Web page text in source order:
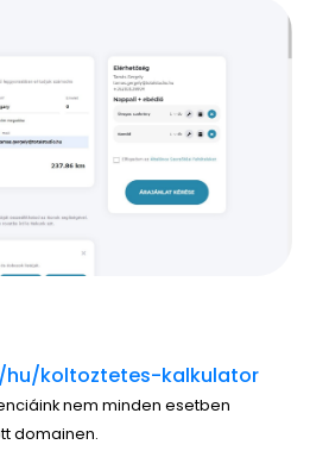
hu/koltoztetes-kalkulator
nem minden esetben
domainen.